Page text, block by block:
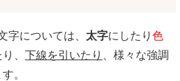
字については、 太字にしたり 色
、 下線を引いたり
、様々な強調
。